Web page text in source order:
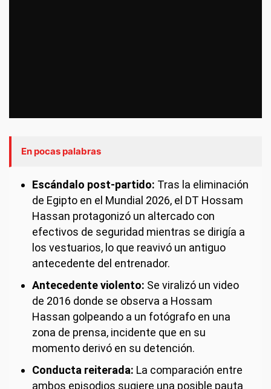
En pocas palabras
Escándalo post-partido: Tras la eliminación
de Egipto en el Mundial 2026, el DT Hossam
Hassan protagonizó un altercado con
efectivos de seguridad mientras se dirigía a
los vestuarios, lo que reavivó un antiguo
antecedente del entrenador.
Antecedente violento: Se viralizó un video
de 2016 donde se observa a Hossam
Hassan golpeando a un fotógrafo en una
zona de prensa, incidente que en su
momento derivó en su detención.
Conducta reiterada: La comparación entre
ambos episodios sugiere una posible pauta